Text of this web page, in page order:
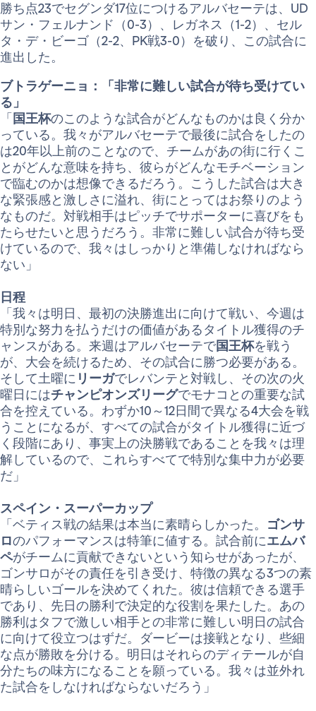
勝ち点23でセグンダ17位につけるアルバセーテは、UD
サン・フェルナンド（0-3）、レガネス（1-2）、セル
タ・デ・ビーゴ（2-2、PK戦3-0）を破り、この試合に
進出した。
ブトラゲーニョ：「非常に難しい試合が待ち受けてい
る」
「 国王杯のこのような試合がどんなものかは良く分か
っている。我々がアルバセーテで最後に試合をしたの
は20年以上前のことなので、チームがあの街に行くこ
とがどんな意味を持ち、彼らがどんなモチベーション
で臨むのかは想像できるだろう。こうした試合は大き
な緊張感と激しさに溢れ、街にとってはお祭りのよう
なものだ。対戦相手はピッチでサポーターに喜びをも
たらせたいと思うだろう。非常に難しい試合が待ち受
けているので、我々はしっかりと準備しなければなら
ない」
日程
「我々は明日、最初の決勝進出に向けて戦い、今週は
特別な努力を払うだけの価値があるタイトル獲得のチ
ャンスがある。来週はアルバセーテで国王杯を戦う
が、大会を続けるため、その試合に勝つ必要がある。
そして土曜に リーガでレバンテと対戦し、その次の火
曜日にはチャンピオンズリーグでモナコとの重要な試
合を控えている。わずか10～12日間で異なる4大会を戦
うことになるが、すべての試合がタイトル獲得に近づ
く段階にあり、事実上の決勝戦であることを我々は理
解しているので、これらすべてで特別な集中力が必要
だ」
スペイン・スーパーカップ
「ベティス戦の結果は本当に素晴らしかった。 ゴンサ
ロのパフォーマンスは特筆に値する。試合前にエムバ
ペがチームに貢献できないという知らせがあったが、
ゴンサロがその責任を引き受け、特徴の異なる3つの素
晴らしいゴールを決めてくれた。彼は信頼できる選手
であり、先日の勝利で決定的な役割を果たした。あの
勝利はタフで激しい相手との非常に難しい明日の試合
に向けて役立つはずだ。ダービーは接戦となり、些細
な点が勝敗を分ける。明日はそれらのディテールが自
分たちの味方になることを願っている。我々は並外れ
た試合をしなければならないだろう」